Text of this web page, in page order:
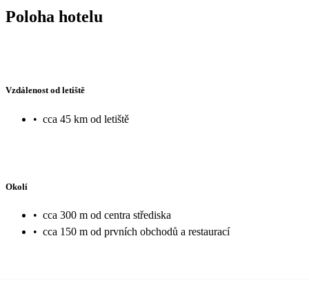
Poloha hotelu
Vzdálenost od letiště
• cca 45 km od letiště
Okolí
• cca 300 m od centra střediska
• cca 150 m od prvních obchodů a restaurací